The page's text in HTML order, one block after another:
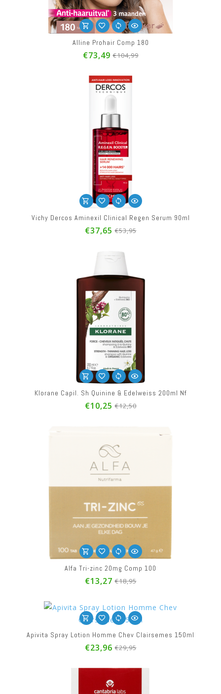
Alline Prohair Comp 180
€73,49 €104,99
Vichy Dercos Aminexil Clinical Regen Serum 90ml
€37,65 €53,95
Klorane Capil. Sh Quinine & Edelweiss 200ml Nf
€10,25 €12,50
Alfa Tri-zinc 20mg Comp 100
€13,27 €18,95
Apivita Spray Lotion Homme Chev Clairsemes 150ml
€23,96 €29,95